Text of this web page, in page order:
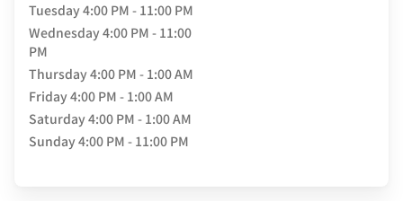
Tuesday4:00 PM - 11:00 PM
Wednesday4:00 PM - 11:00
PM
Thursday4:00 PM - 1:00 AM
Friday4:00 PM - 1:00 AM
Saturday4:00 PM - 1:00 AM
Sunday4:00 PM - 11:00 PM